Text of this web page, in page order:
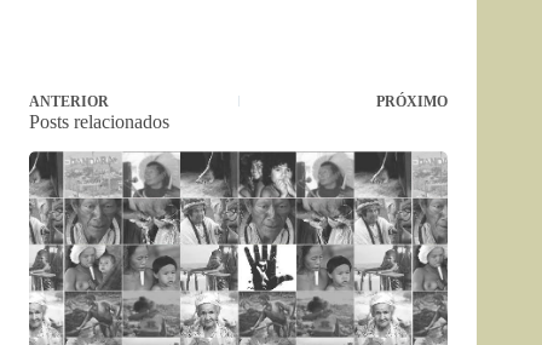
ANTERIOR PRÓXIMO
Posts relacionados